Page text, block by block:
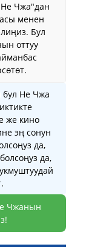
Чжа"дан
менен
Бул
оттуу
бул Не Чжа
же кино
эң сонун
да,
да,
Чжанын